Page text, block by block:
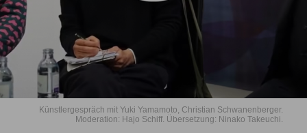
Künstlergespräch mit Yuki Yamamoto, Christian Schwanenberger.
Moderation: Hajo Schiff. Übersetzung: Ninako Takeuchi.